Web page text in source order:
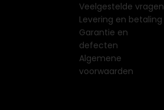
Veelgestelde vragen
Levering en betaling
Garantie en
defecten
Algemene
voorwaarden